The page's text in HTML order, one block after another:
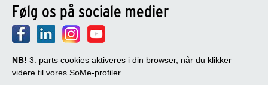
Følg os på sociale medier
NB! 3. parts cookies aktiveres i din browser, når du klikker
videre til vores SoMe-profiler.